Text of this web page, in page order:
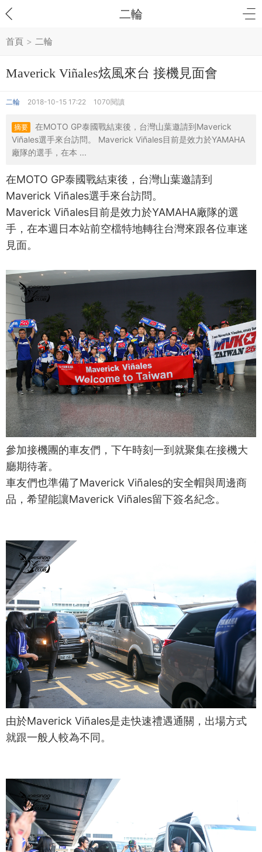
二輪
首頁 > 二輪
Maverick Viñales炫風來台 接機見面會
二輪 2018-10-15 17:22 1070閱讀
摘要
在MOTO GP泰國戰結束後，台灣山葉邀請到Maverick
Viñales選手來台訪問。 Maverick Viñales目前是效力於YAMAHA
廠隊的選手，在本 ...
在MOTO GP泰國戰結束後，台灣山葉邀請到
Maverick Viñales選手來台訪問。
Maverick Viñales目前是效力於YAMAHA廠隊的選
手，在本週日本站前空檔特地轉往台灣來跟各位車迷
見面。
參加接機團的車友們，下午時刻一到就聚集在接機大
廳期待著。
車友們也準備了Maverick Viñales的安全帽與周邊商
品，希望能讓Maverick Viñales留下簽名紀念。
由於Maverick Viñales是走快速禮遇通關，出場方式
就跟一般人較為不同。